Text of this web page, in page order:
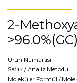
2-
Ürün Numarası
Saflık / Analiz Metodu
Moleküler Formül /